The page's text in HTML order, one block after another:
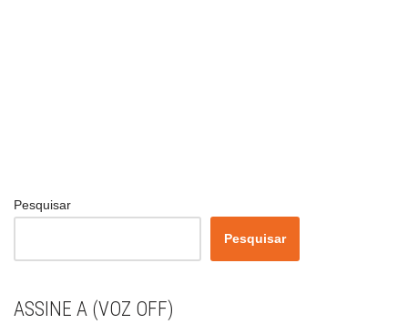
Pesquisar
Pesquisar
ASSINE A (VOZ OFF)